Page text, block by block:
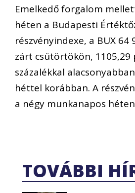
Emelkedő forgalom
héten a Budapesti
részvényindexe, a BUX
zárt csütörtökön, 1105,29
százalékkal
héttel korábban. A
a négy munkanapos
TOVÁBBI